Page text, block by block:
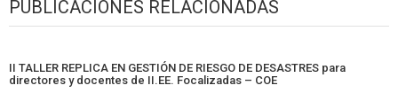
PUBLICACIONES RELACIONADAS
II TALLER REPLICA EN GESTIÓN DE RIESGO DE DESASTRES para
directores y docentes de II.EE. Focalizadas – COE